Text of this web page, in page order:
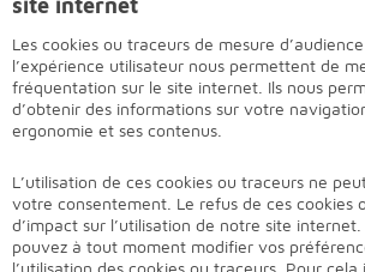
Les cookies ou traceurs de mesure
l’expérience utilisateur nous permettent de
fréquentation sur le site internet. Ils nous
d’obtenir des informations sur votre
ergonomie et ses contenus.
L’utilisation de ces cookies ou traceurs ne
votre consentement. Le refus de ces cookies
d’impact sur l’utilisation de notre site
pouvez à tout moment modifier vos
l’utilisation des cookies ou traceurs. Pour